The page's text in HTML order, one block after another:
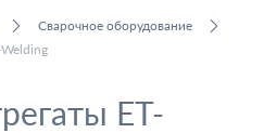
Сварочное оборудование
Welding
ET-